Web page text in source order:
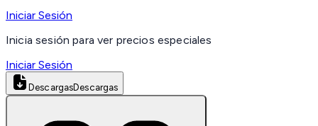
Iniciar Sesión
Inicia sesión para ver precios especiales
Iniciar Sesión
DescargasDescargas